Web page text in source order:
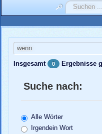
Über Uns
Zuchtberichte
Weitere Berichte
Weblinks
Suchen
...
Suchwörter:
Insgesamt 0 Ergebnisse
Suche nach:
Alle Wörter
Irgendein Wort